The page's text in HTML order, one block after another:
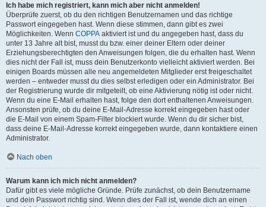
Ich habe mich registriert, kann mich aber nicht anmelden!
Überprüfe zuerst, ob du den richtigen Benutzernamen und das richtige
Passwort eingegeben hast. Wenn diese stimmen, dann gibt es zwei
Möglichkeiten. Wenn COPPA aktiviert ist und du angegeben hast, dass du
unter 13 Jahre alt bist, musst du bzw. einer deiner Eltern oder deiner
Erziehungsberechtigten den Anweisungen folgen, die du erhalten hast. Wenn
dies nicht der Fall ist, muss dein Benutzerkonto vielleicht aktiviert werden. Bei
einigen Boards müssen alle neu angemeldeten Mitglieder erst freigeschaltet
werden – entweder musst du dies selbst erledigen oder ein Administrator. Bei
der Registrierung wurde dir mitgeteilt, ob eine Aktivierung nötig ist oder nicht.
Wenn du eine E-Mail erhalten hast, folge den dort enthaltenen Anweisungen.
Ansonsten prüfe, ob du deine E-Mail-Adresse korrekt eingegeben hast oder
die E-Mail von einem Spam-Filter blockiert wurde. Wenn du dir sicher bist,
dass deine E-Mail-Adresse korrekt eingegeben wurde, dann kontaktiere einen
Administrator.
Nach oben
Warum kann ich mich nicht anmelden?
Dafür gibt es viele mögliche Gründe. Prüfe zunächst, ob dein Benutzername
und dein Passwort richtig sind. Wenn dies der Fall ist, wende dich an einen